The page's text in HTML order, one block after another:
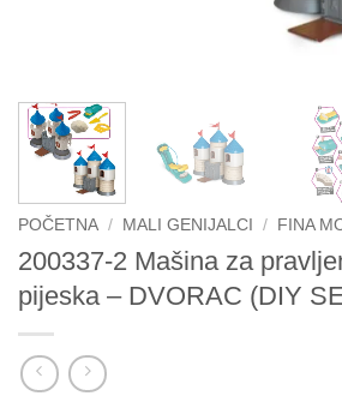
POČETNA / MALI GENIJALCI / FINA
200337-2 Mašina za
pijeska – DVORAC (DIY